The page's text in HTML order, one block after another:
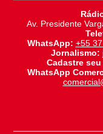
Av. Presidente
WhatsApp: +55
Jornalismo:
Cadastre
WhatsApp